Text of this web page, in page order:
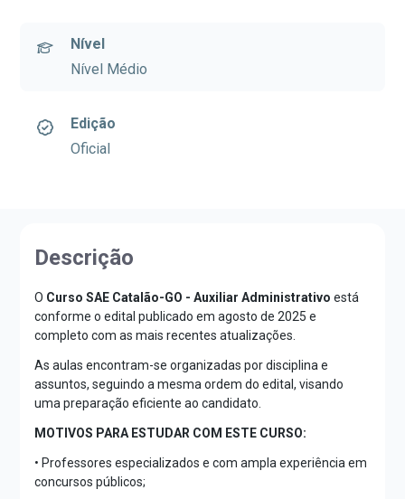
Nível
Nível Médio
Edição
Oficial
Descrição
O Curso SAE Catalão-GO - Auxiliar Administrativo está
conforme o edital publicado em agosto de 2025 e
completo com as mais recentes atualizações.
As aulas encontram-se organizadas por disciplina e
assuntos, seguindo a mesma ordem do edital, visando
uma preparação eficiente ao candidato.
MOTIVOS PARA ESTUDAR COM ESTE CURSO:
• Professores especializados e com ampla experiência em
concursos públicos;